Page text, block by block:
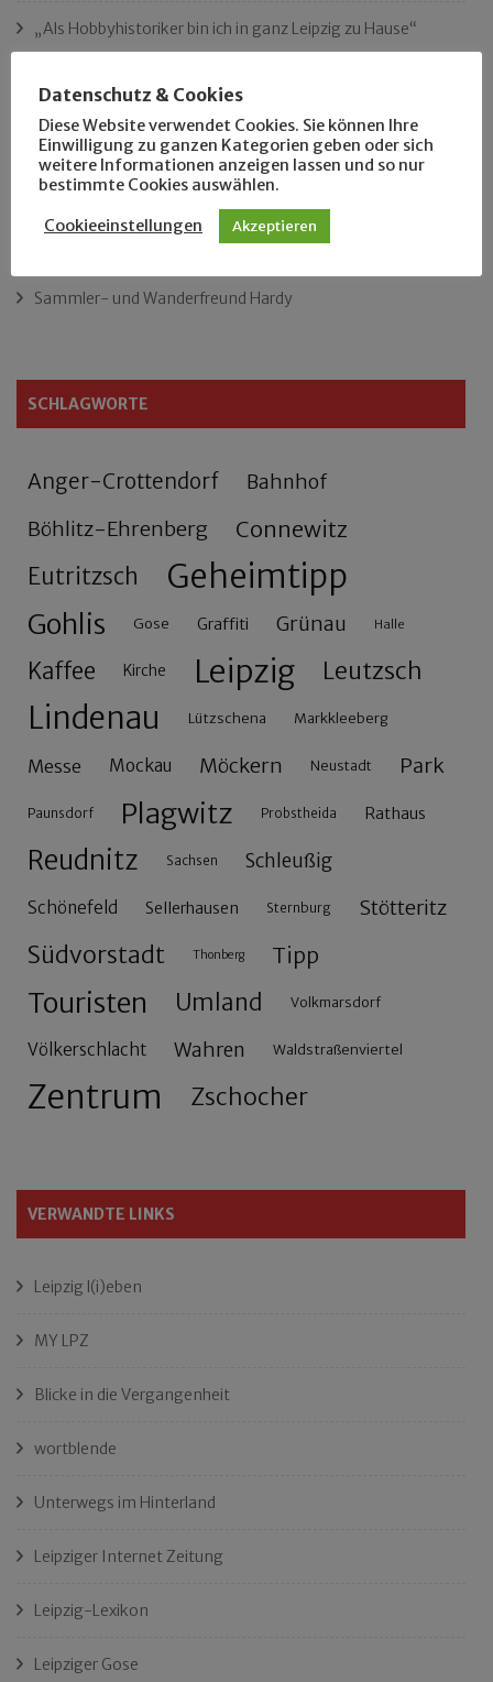
„Als Hobbyhistoriker bin ich in ganz Leipzig zu Hause“
Das neue Eutritzsch-Buch
Der Leipziger Schmiedetag von 1904
Rennfahrer in Schönefeld und Zschocher
Zu Fuß durch Anger-Crottendorf
Sammler- und Wanderfreund Hardy
SCHLAGWORTE
Anger-Crottendorf Bahnhof
Böhlitz-Ehrenberg Connewitz
Eutritzsch Geheimtipp
Gohlis Gose Graffiti Grünau Halle
Kaffee Kirche Leipzig Leutzsch
Lindenau Lützschena Markkleeberg
Messe Mockau Möckern Neustadt Park
Paunsdorf Plagwitz Probstheida Rathaus
Reudnitz Sachsen Schleußig
Schönefeld Sellerhausen Sternburg Stötteritz
Südvorstadt Thonberg Tipp
Touristen Umland Volkmarsdorf
Völkerschlacht Wahren Waldstraßenviertel
Zentrum Zschocher
VERWANDTE LINKS
Leipzig l(i)eben
MY LPZ
Blicke in die Vergangenheit
wortblende
Unterwegs im Hinterland
Leipziger Internet Zeitung
Leipzig-Lexikon
Leipziger Gose
Datenschutz & Cookies
Diese Website verwendet Cookies. Sie können Ihre
Einwilligung zu ganzen Kategorien geben oder sich
weitere Informationen anzeigen lassen und so nur
bestimmte Cookies auswählen.
Cookieeinstellungen Akzeptieren